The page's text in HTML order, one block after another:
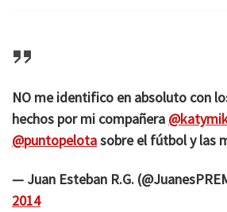
NO me identifico en absoluto con
hechos por mi compañera
@puntopelotasobre el fútbol y las
— Juan Esteban R.G.
2014